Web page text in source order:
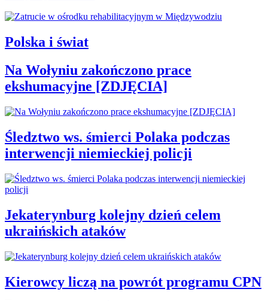
Polska i świat
Na Wołyniu zakończono prace
ekshumacyjne [ZDJĘCIA]
Śledztwo ws. śmierci Polaka podczas
interwencji niemieckiej policji
Jekaterynburg kolejny dzień celem
ukraińskich ataków
Kierowcy liczą na powrót programu CPN